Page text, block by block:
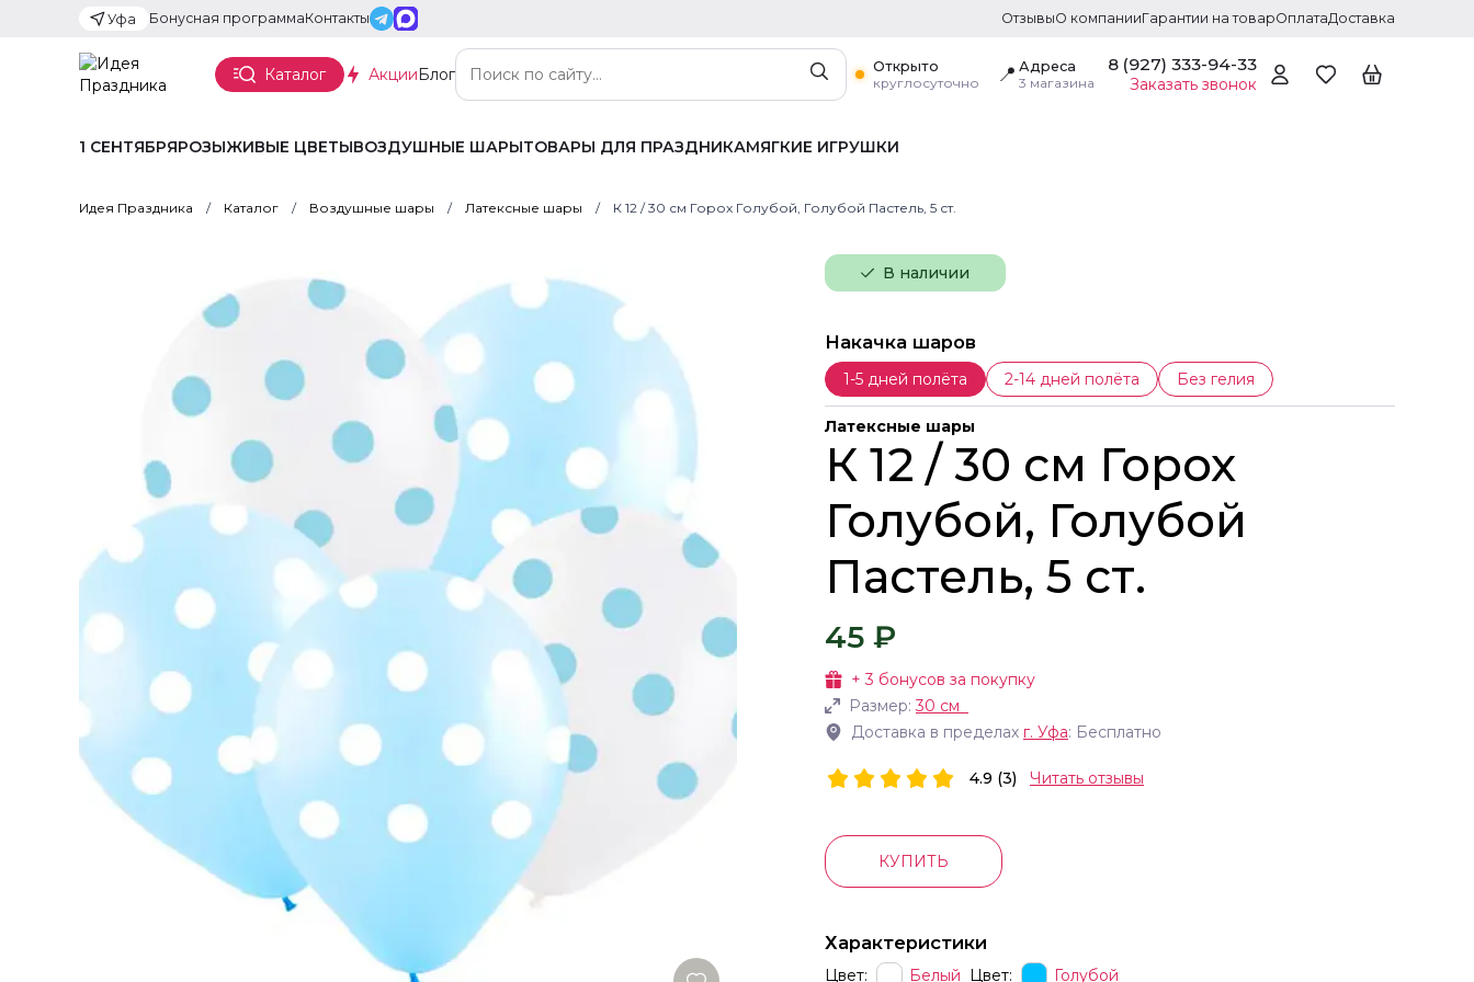
Уфа Бонусная программаКонтакты ОтзывыО компанииГарантии на товарОплатаДоставка
Каталог АкцииБлог
Открыто
круглосуточно
📍 Адреса
3 магазина
8 (927) 333-94-33
Заказать звонок
1 СЕНТЯБРЯРОЗЫЖИВЫЕ ЦВЕТЫВОЗДУШНЫЕ ШАРЫТОВАРЫ ДЛЯ ПРАЗДНИКАМЯГКИЕ ИГРУШКИ
Идея Праздника Каталог Воздушные шары Латексные шары К 12 / 30 см Горох Голубой, Голубой Пастель, 5 ст.
В наличии
Накачка шаров
1-5 дней полёта 2-14 дней полёта Без гелия
Латексные шары
К 12 / 30 см Горох
Голубой, Голубой
Пастель, 5 ст.
45 ₽
+3 бонусов за покупку
Размер:30 см
Доставка в пределах г. Уфа: Бесплатно
4.9 (3) Читать отзывы
КУПИТЬ
Характеристики
Цвет: Белый Цвет: Голубой